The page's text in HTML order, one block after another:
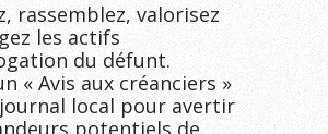
rassemblez, valorisez
les actifs
du défunt.
« Avis aux créanciers »
local pour avertir
potentiels de